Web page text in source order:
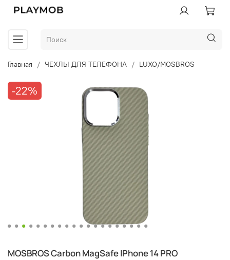
Главная ЧЕХЛЫ ДЛЯ ТЕЛЕФОНА LUXO/MOSBROS
-22%
MOSBROS Carbon MagSafe IPhone 14 PRO